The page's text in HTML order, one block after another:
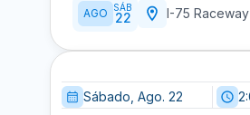
AGO SÁB
22 I-75 Raceway
Sábado, Ago. 22